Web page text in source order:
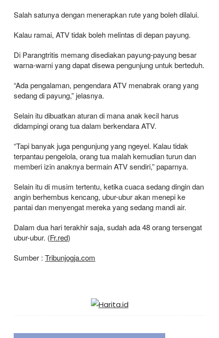
Salah satunya dengan menerapkan rute yang boleh dilalui.
Kalau ramai, ATV tidak boleh melintas di depan payung.
Di Parangtritis memang disediakan payung-payung besar
warna-warni yang dapat disewa pengunjung untuk berteduh.
“Ada pengalaman, pengendara ATV menabrak orang yang
sedang di payung,” jelasnya.
Selain itu dibuatkan aturan di mana anak kecil harus
didampingi orang tua dalam berkendara ATV.
“Tapi banyak juga pengunjung yang ngeyel. Kalau tidak
terpantau pengelola, orang tua malah kemudian turun dan
memberi izin anaknya bermain ATV sendiri,” paparnya.
Selain itu di musim tertentu, ketika cuaca sedang dingin dan
angin berhembus kencang, ubur-ubur akan menepi ke
pantai dan menyengat mereka yang sedang mandi air.
Dalam dua hari terakhir saja, sudah ada 48 orang tersengat
ubur-ubur. (Fr.red)
Sumber : Tribunjogja.com